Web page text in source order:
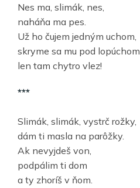
Nes ma, slimák, nes,
naháňa ma pes.
Už ho čujem jedným uchom,
skryme sa mu pod lopúchom,
len tam chytro vlez!
***
Slimák, slimák, vystrč rožky,
dám ti masla na parôžky.
Ak nevyjdeš von,
podpálim ti dom
a ty zhoríš v ňom.